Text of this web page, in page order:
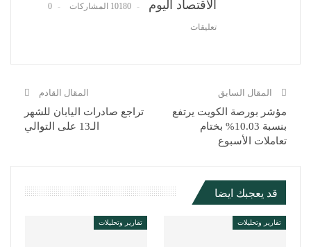
الاقتصاد اليوم 10180 المشاركات 0
تعليقات
المقال السابق
مؤشر بورصة الكويت يرتفع
بنسبة 10.03% بختام
تعاملات الأسبوع
المقال القادم
تراجع صادرات اليابان للشهر
الـ13 على التوالي
قد يعجبك ايضا
تقارير وتحليلات تقارير وتحليلات